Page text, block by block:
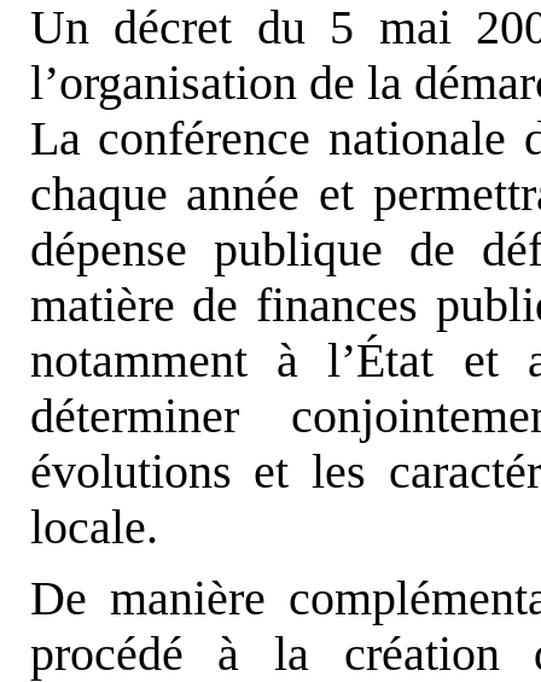
Un décret du 5 mai
l’organisation de la
La conférence nationale
chaque année et
dépense publique de
matière de finances
notamment à l’État et
déterminer
évolutions et les
locale.
De manière
procédé à la création